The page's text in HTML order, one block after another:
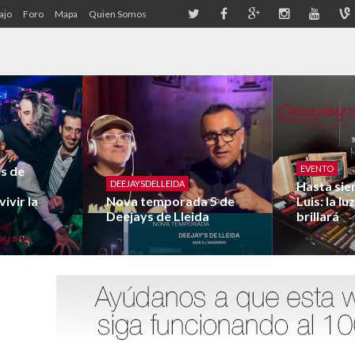
Foro Mapa Quien Somos
de
la
DEEJAYSDELLEIDA
Nova temporada 5 de
Deejays de Lleida
EVENTO
Hasta
Luis: la
brillará